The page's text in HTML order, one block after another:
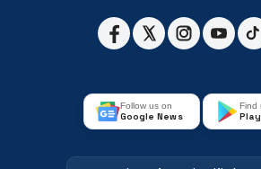
Follow us on
Google News
Find